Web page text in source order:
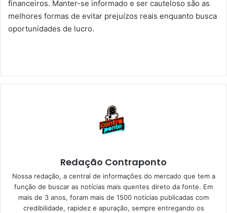
financeiros. Manter-se informado e ser cauteloso são as
melhores formas de evitar prejuízos reais enquanto busca
oportunidades de lucro.
Redação Contraponto
Nossa redação, a central de informações do mercado que tem a
função de buscar as notícias mais quentes direto da fonte. Em
mais de 3 anos, foram mais de 1500 notícias publicadas com
credibilidade, rapidez e apuração, sempre entregando os